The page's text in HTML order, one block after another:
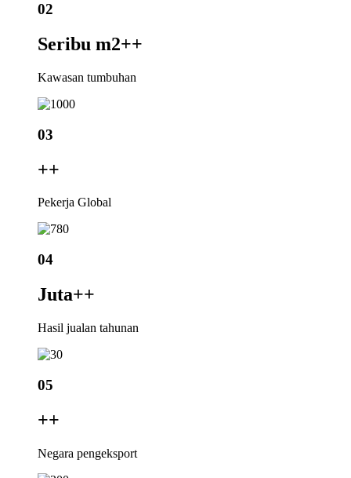
02
Seribu m2++
Kawasan tumbuhan
03
++
Pekerja Global
04
Juta++
Hasil jualan tahunan
05
++
Negara pengeksport